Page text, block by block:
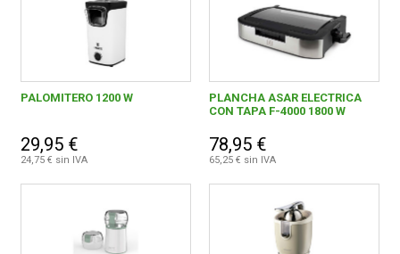
PALOMITERO 1200 W
29,95 €
24,75 € sin IVA
PLANCHA ASAR ELECTRICA
CON TAPA F-4000 1800 W
78,95 €
65,25 € sin IVA